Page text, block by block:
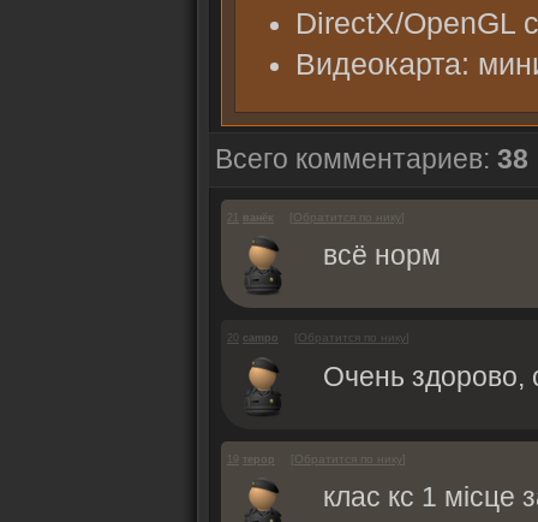
DirectX/OpenGL
Видеокарта:
Всего комментариев: 38
ванёк [Обратится по нику ]
всё норм
20 campo Обратится по нику
Очень здорово,
терор [Обратится по нику ]
клас кс 1 місце